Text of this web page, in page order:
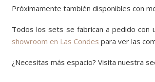
Próximamente también disponibles con
Todos los sets se fabrican a pedido con
showroom en Las Condes para ver las
¿Necesitas más espacio? Visita nuestra